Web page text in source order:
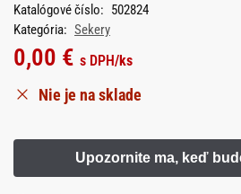
Katalógové číslo: 502824
Kategória: Sekery
0,00 € s DPH/ks
Nie je na sklade